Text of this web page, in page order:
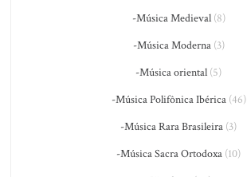
-Música Medieval(8)
-Música Moderna(3)
-Música oriental (5)
-Música Polifônica Ibérica(46)
-Música Rara Brasileira (3)
-Música Sacra Ortodoxa (10)